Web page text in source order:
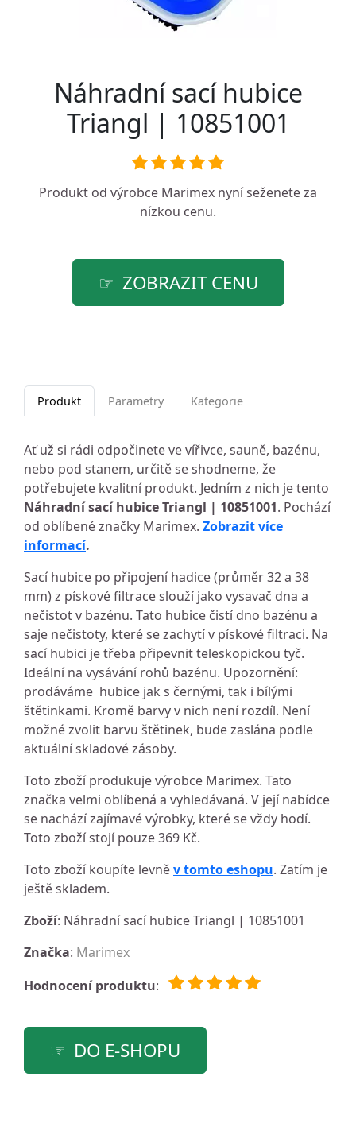
Náhradní sací hubice
Triangl | 10851001
Produkt od výrobce Marimex nyní seženete za
nízkou cenu.
ZOBRAZIT CENU
Produkt Parametry Kategorie
Ať už si rádi odpočinete ve vířivce, sauně, bazénu,
nebo pod stanem, určitě se shodneme, že
potřebujete kvalitní produkt. Jedním z nich je tento
Náhradní sací hubice Triangl | 10851001. Pochází
od oblíbené značky Marimex. Zobrazit více
informací.
Sací hubice po připojení hadice (průměr 32 a 38
mm) z pískové filtrace slouží jako vysavač dna a
nečistot v bazénu. Tato hubice čistí dno bazénu a
saje nečistoty, které se zachytí v pískové filtraci. Na
sací hubici je třeba připevnit teleskopickou tyč.
Ideální na vysávání rohů bazénu. Upozornění:
prodáváme hubice jak s černými, tak i bílými
štětinkami. Kromě barvy v nich není rozdíl. Není
možné zvolit barvu štětinek, bude zaslána podle
aktuální skladové zásoby.
Toto zboží produkuje výrobce Marimex. Tato
značka velmi oblíbená a vyhledávaná. V její nabídce
se nachází zajímavé výrobky, které se vždy hodí.
Toto zboží stojí pouze 369 Kč.
Toto zboží koupíte levněv tomto eshopu. Zatím je
ještě skladem.
Zboží: Náhradní sací hubice Triangl | 10851001
Značka: Marimex
Hodnocení produktu:
DO E-SHOPU